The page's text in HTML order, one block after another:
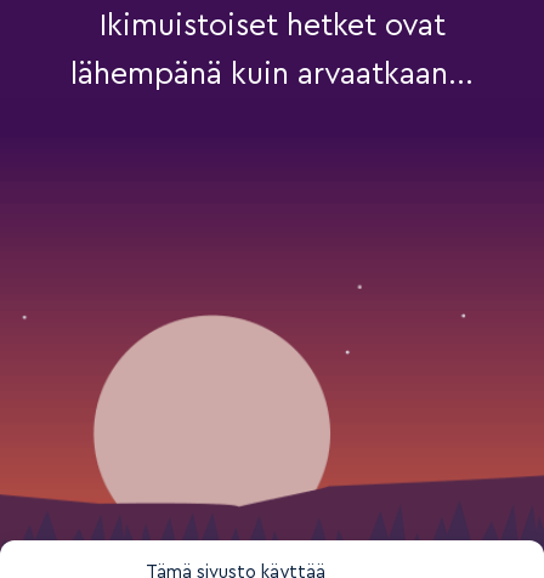
Tämä sivusto käyttää
Ikimuistoiset hetket ovat
lähempänä kuin arvaatkaan...